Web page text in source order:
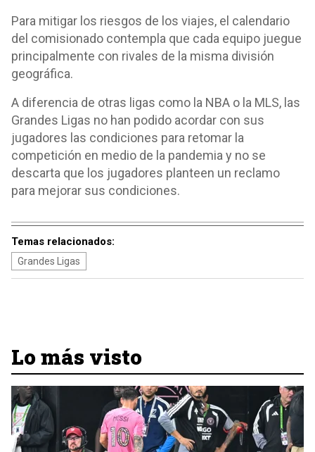
Para mitigar los riesgos de los viajes, el calendario
del comisionado contempla que cada equipo juegue
principalmente con rivales de la misma división
geográfica.
A diferencia de otras ligas como la NBA o la MLS, las
Grandes Ligas no han podido acordar con sus
jugadores las condiciones para retomar la
competición en medio de la pandemia y no se
descarta que los jugadores planteen un reclamo
para mejorar sus condiciones.
Temas relacionados:
Grandes Ligas
Lo más visto